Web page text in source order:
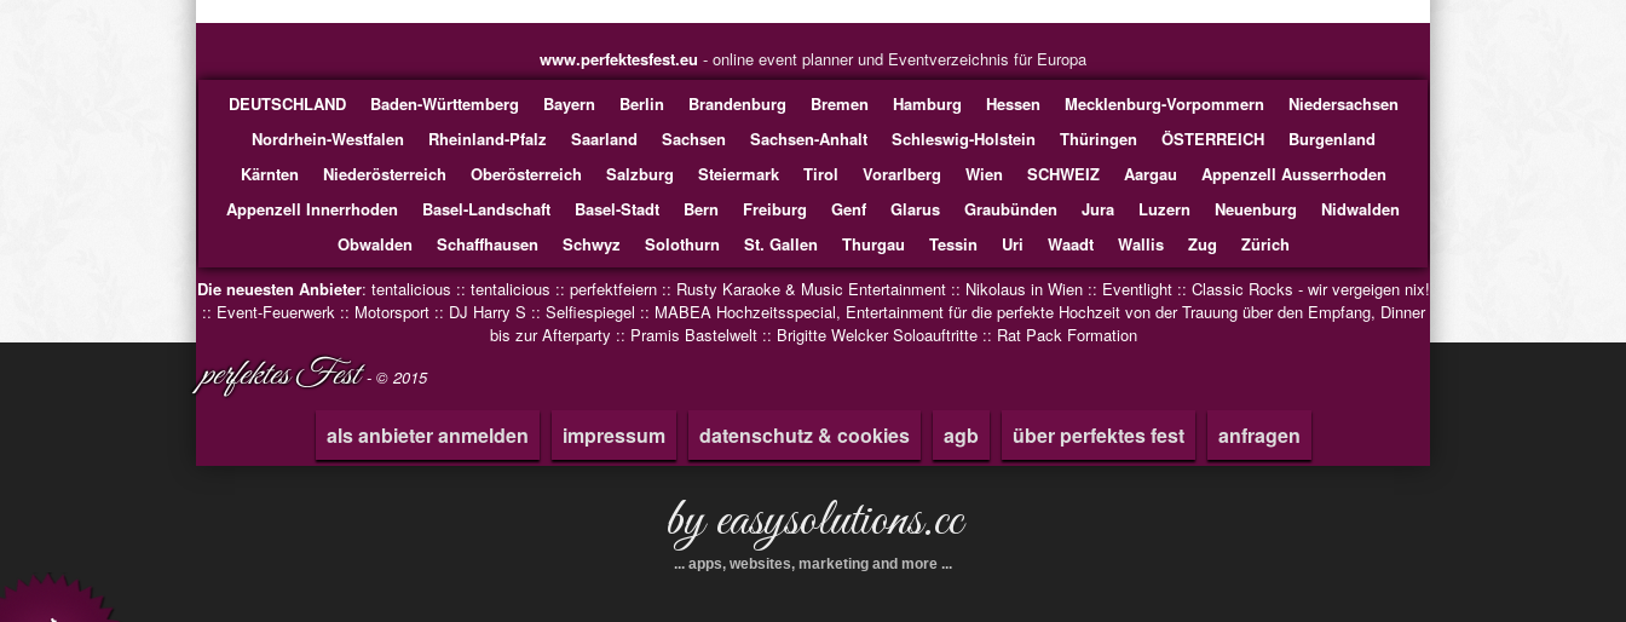
www.perfektesfest.eu - online event planner und Eventverzeichnis für Europa
DEUTSCHLAND
Baden-Württemberg Bayern Berlin Brandenburg Bremen Hamburg Hessen Mecklenburg-Vorpommern
Niedersachsen
Nordrhein-Westfalen
Rheinland-Pfalz Saarland Sachsen Sachsen-Anhalt Schleswig-Holstein Thüringen ÖSTERREICH
Burgenland
Kärnten
Niederösterreich Oberösterreich Salzburg Steiermark Tirol Vorarlberg Wien SCHWEIZ Aargau
Appenzell Ausserrhoden
Appenzell Innerrhoden
Basel-Landschaft Basel-Stadt Bern Freiburg Genf Glarus Graubünden Jura Luzern Neuenburg
Nidwalden
Obwalden
Schaffhausen Schwyz Solothurn St. Gallen Thurgau Tessin Uri Waadt Wallis Zug
Zürich
Die neuesten Anbieter: tentalicious :: tentalicious :: perfektfeiern:: Rusty Karaoke & Music Entertainment:: Nikolaus in Wien:: Eventlight:: Classic Rocks - wir vergeigen nix!
:: Event-Feuerwerk:: Motorsport:: DJ Harry S :: Selfiespiegel :: MABEA Hochzeitsspecial, Entertainment für die perfekte Hochzeit von der Trauung über den Empfang, Dinner
bis zur Afterparty :: Pramis Bastelwelt:: Brigitte Welcker Soloauftritte:: Rat Pack Formation
perfektes Fest- © 2015
als anbieter anmelden impressum datenschutz & cookies agb über perfektes fest anfragen
by easysolutions.cc
... apps, websites, marketing and more ...